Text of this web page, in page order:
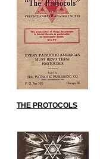
THE PROTOCOLS